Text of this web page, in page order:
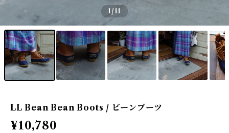
1/11
LL Bean Bean Boots / ビーンブーツ
¥10,780